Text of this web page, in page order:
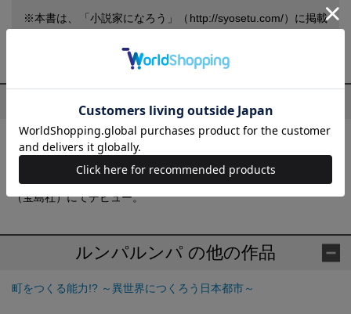
※本書は、「小説家になろう」（http://syosetu.com/）に掲載
プロフィール
ルンパルンパ
関西在住。2015年より小説投稿サイト「小説家になろう」にて執
筆を開始。『町をつくる能力!? ～異世界につくろう日本都市～』
（宝島社）にてデビュー。
ルンパルンパ の他の作品
町をつくる能力!? ～異世界につくろう日本都市～